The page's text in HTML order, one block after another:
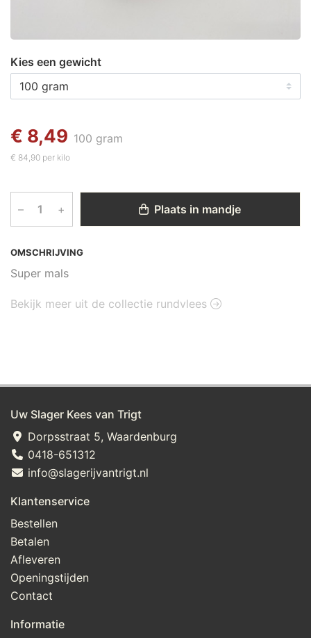
OMSCHRIJVING
Super mals
Kies een gewicht
€ 8,49 100 gram
€ 84,90 per kilo
– + Plaats in mandje
Bekijk meer uit de collectie rundvlees
Uw Slager Kees van Trigt
Dorpsstraat 5, Waardenburg
0418-651312
info@slagerijvantrigt.nl
Klantenservice
Bestellen
Betalen
Afleveren
Openingstijden
Contact
Informatie